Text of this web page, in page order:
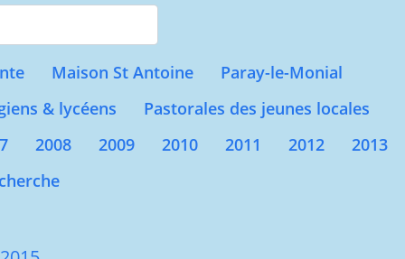
Maison St Antoine
Paray-le-Monial
& lycéens
Pastorales des jeunes locales
2008 2009 2010 2011 2012
2013